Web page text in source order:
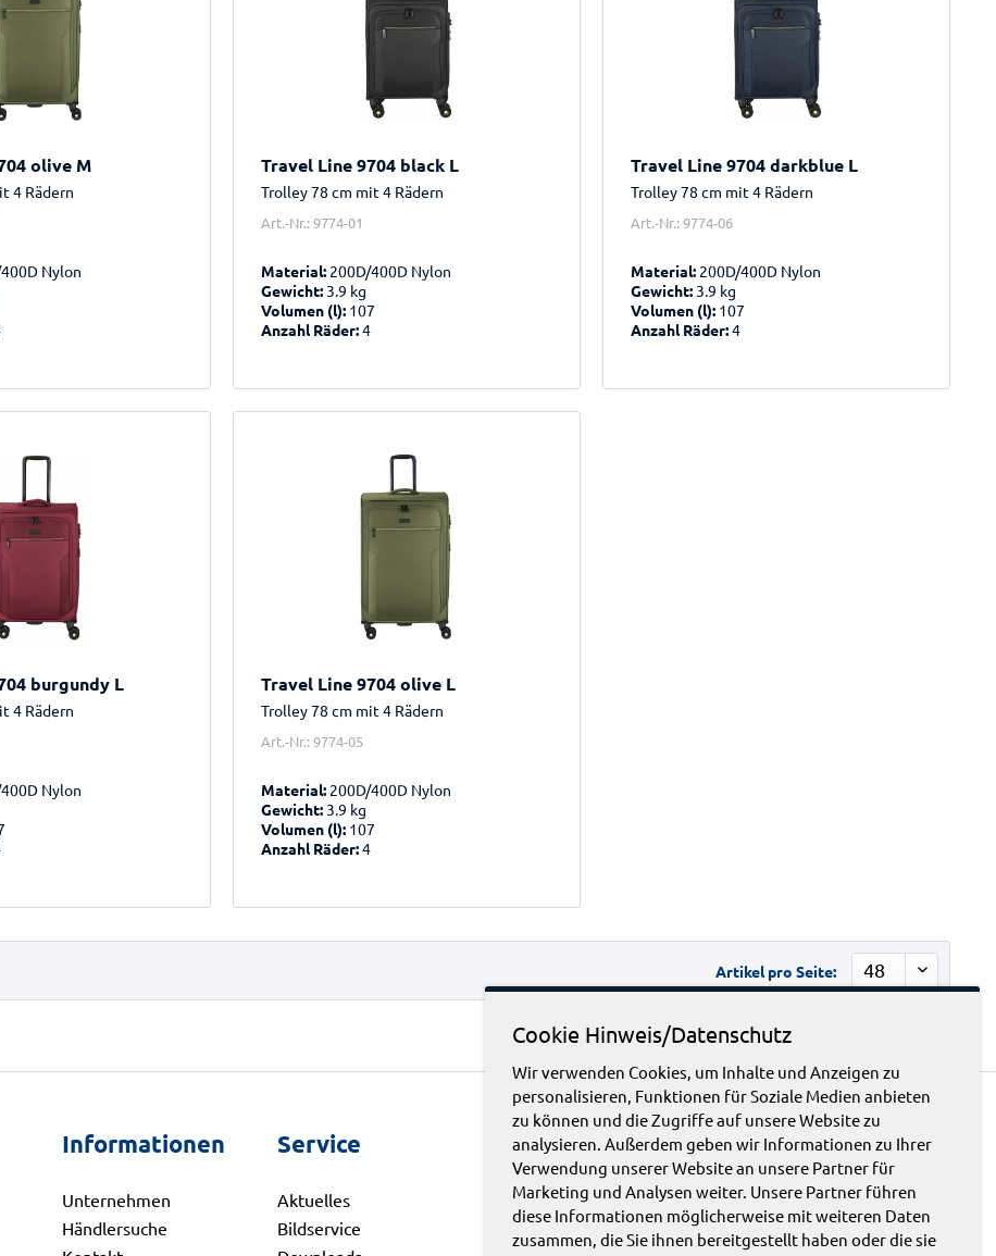
olive M
4 Rädern
Nylon
Travel Line 9704 black L
Trolley 78 cm mit 4 Rädern
Art.-Nr.: 9774-01
Material: 200D/400D Nylon
Gewicht: 3.9 kg
Volumen (l): 107
Anzahl Räder:4
Travel Line 9704 darkblue L
Trolley 78 cm mit 4 Rädern
Art.-Nr.: 9774-06
Material: 200D/400D Nylon
Gewicht: 3.9 kg
Volumen (l): 107
Anzahl Räder:4
burgundy L
4 Rädern
Nylon
Travel Line 9704 olive L
Trolley 78 cm mit 4 Rädern
Art.-Nr.: 9774-05
Material: 200D/400D Nylon
Gewicht: 3.9 kg
Volumen (l): 107
Anzahl Räder:4
Artikel pro Seite:
Informationen
Unternehmen
Händlersuche
Service
Aktuelles
Bildservice
Kategorien
Aktentaschen
Schreibmappen
Service Hotline
Telefonische Unterstützung
und Beratung unter:
Cookie Hinweis/Datenschutz
Wir verwenden Cookies, um Inhalte und Anzeigen zu
personalisieren, Funktionen für Soziale Medien anbieten
zu können und die Zugriffe auf unsere Website zu
analysieren. Außerdem geben wir Informationen zu Ihrer
Verwendung unserer Website an unsere Partner für
Marketing und Analysen weiter. Unsere Partner führen
diese Informationen möglicherweise mit weiteren Daten
zusammen, die Sie ihnen bereitgestellt haben oder die sie